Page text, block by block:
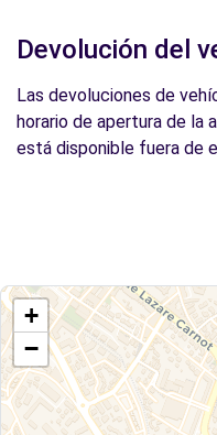
Devolución del
Las devoluciones de
horario de apertura de la
está disponible fuera de
+
−